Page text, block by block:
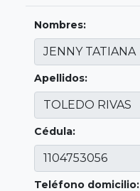
Nombres:
Apellidos:
Cédula:
Teléfono domicilio: